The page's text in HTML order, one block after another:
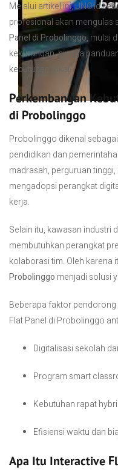
Melalui artikel ini, UNO.id
profesional akan mengulas
Panel di Probolinggo, mulai
kekurangan, hingga
kebutuhan lokal.
Perkembangan
di Probolinggo
Probolinggo dikenal
pendidikan dan
madrasah, perguruan
mengadopsi perangkat
kerja.
Selain itu, kawasan industri
membutuhkan perangkat
kolaborasi tim. Oleh karena
Probolinggo menjadi solusi
Beberapa faktor
Flat Panel di Probolinggo
Digitalisasi sekolah
Program smart
Kebutuhan rapat
Efisiensi waktu dan
Apa Itu Interactive